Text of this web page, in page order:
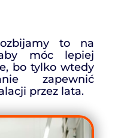
to na
móc lepiej
bo tylko wtedy
zapewnić
przez lata.